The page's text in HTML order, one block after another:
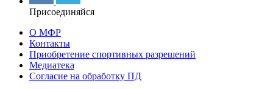
Присоединяйся
О МФР
Контакты
Приобретение спортивных разрешений
Медиатека
Согласие на обработку ПД